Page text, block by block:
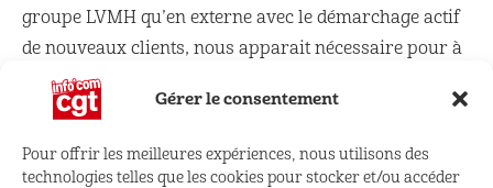
Gérer le consentement
Pour offrir les meilleures expériences, nous utilisons des
technologies telles que les cookies pour stocker et/ou accéder
groupe LVMH qu’en externe avec le démarchage actif
de nouveaux clients, nous apparait nécessaire pour à
la fois sécuriser les parcours professionnels et l’outil
de production du journal.
Les volontés financières ne peuvent se substituer au